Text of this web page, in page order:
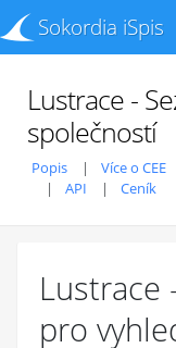
Sokordia iSpis
Lustrace -
společností
Popis Více o CEE
API
Ceník
Lustrace
pro